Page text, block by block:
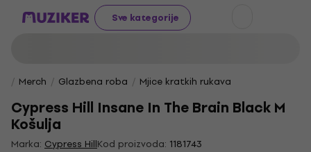
Sve kategorije
Merch Glazbena roba Mjice kratkih rukava
Cypress Hill Insane In The Brain Black M
Košulja
Marka: Cypress HillKod proizvoda: 1181743